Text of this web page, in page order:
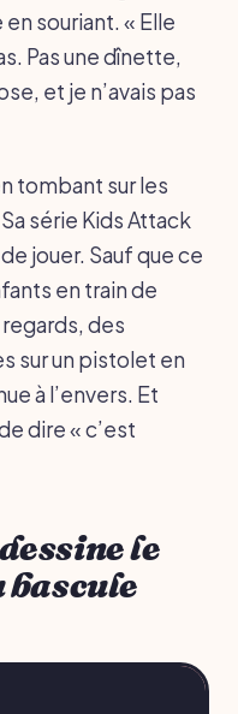
souriant. « Elle
Pas une dînette,
et je n’avais pas
tombant sur les
série Kids Attack
jouer. Sauf que ce
en train de
des
sur un pistolet en
à l’envers. Et
dire « c’est
le
bascule